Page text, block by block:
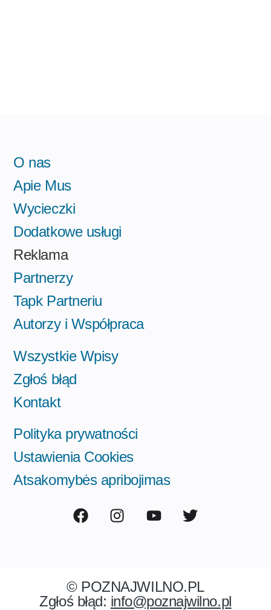
O nas
Apie Mus
Wycieczki
Dodatkowe usługi
Reklama
Partnerzy
Tapk Partneriu
Autorzy i Współpraca
Wszystkie Wpisy
Zgłoś błąd
Kontakt
Polityka prywatności
Ustawienia Cookies
Atsakomybės apribojimas
© POZNAJWILNO.PL
Zgłoś błąd: info@poznajwilno.pl